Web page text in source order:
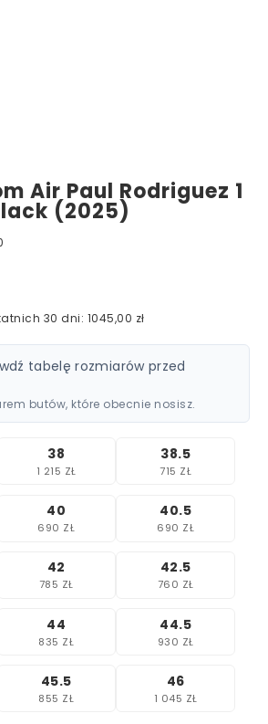
Air Paul Rodriguez 1
(2025)
30 dni: 1045,00 zł
tabelę rozmiarów przed
butów, które obecnie nosisz.
38
1 215 ZŁ
38.5
715 ZŁ
40
690 ZŁ
40.5
690 ZŁ
42
785 ZŁ
42.5
760 ZŁ
44
835 ZŁ
44.5
930 ZŁ
45.5
855 ZŁ
46
1 045 ZŁ